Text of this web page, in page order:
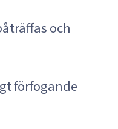
och
förfogande